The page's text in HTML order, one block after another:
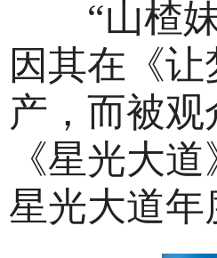
“山楂妹”
因其在《
产，而被观
《星光大
星光大道